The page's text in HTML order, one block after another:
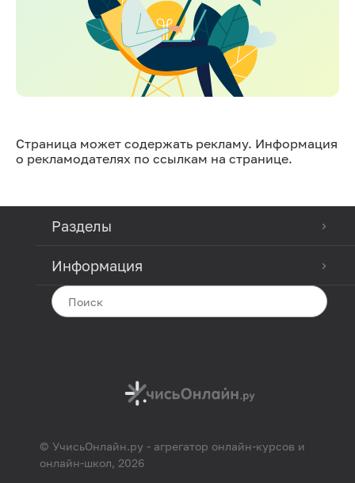
Страница может содержать рекламу. Информация
о рекламодателях по ссылкам на странице.
Разделы
Информация
© УчисьОнлайн.ру - агрегатор онлайн-курсов и
онлайн-школ, 2026